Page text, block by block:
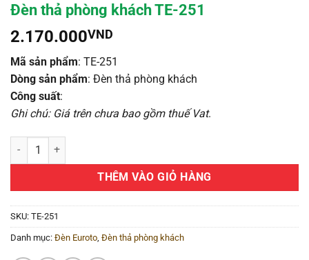
Đèn thả phòng khách TE-251
2.170.000VND
Mã sản phẩm: TE-251
Dòng sản phẩm: Đèn thả phòng khách
Công suất:
Ghi chú: Giá trên chưa bao gồm thuế Vat.
Đèn thả phòng khách TE-251 số lượng
THÊM VÀO GIỎ HÀNG
SKU: TE-251
Danh mục: Đèn Euroto Đèn thả phòng khách